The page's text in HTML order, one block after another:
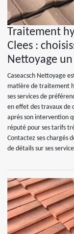
Traitement
Clees :
Nettoyage
Caseacsch Nettoyage
matière de traitement
ses services de
en effet des travaux de
après son intervention
réputé pour ses tarifs
Contactez ses chargés
de détails sur ses